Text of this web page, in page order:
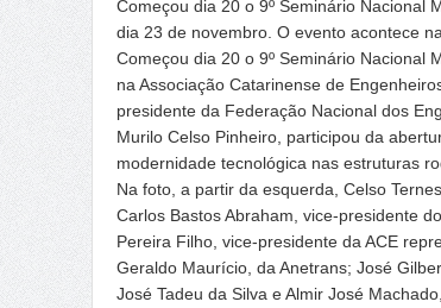
Começou dia 20 o 9º Seminário Nacional
dia 23 de novembro. O evento acontece
Começou dia 20 o 9º Seminário Nacional
na Associação Catarinense de
presidente da Federação Nacional dos
Murilo Celso Pinheiro, participou da
modernidade tecnológica nas estruturas
Na foto, a partir da esquerda, Celso
Carlos Bastos Abraham, vice-presidente
Pereira Filho, vice-presidente da ACE
Geraldo Maurício, da Anetrans; José
José Tadeu da Silva e Almir José